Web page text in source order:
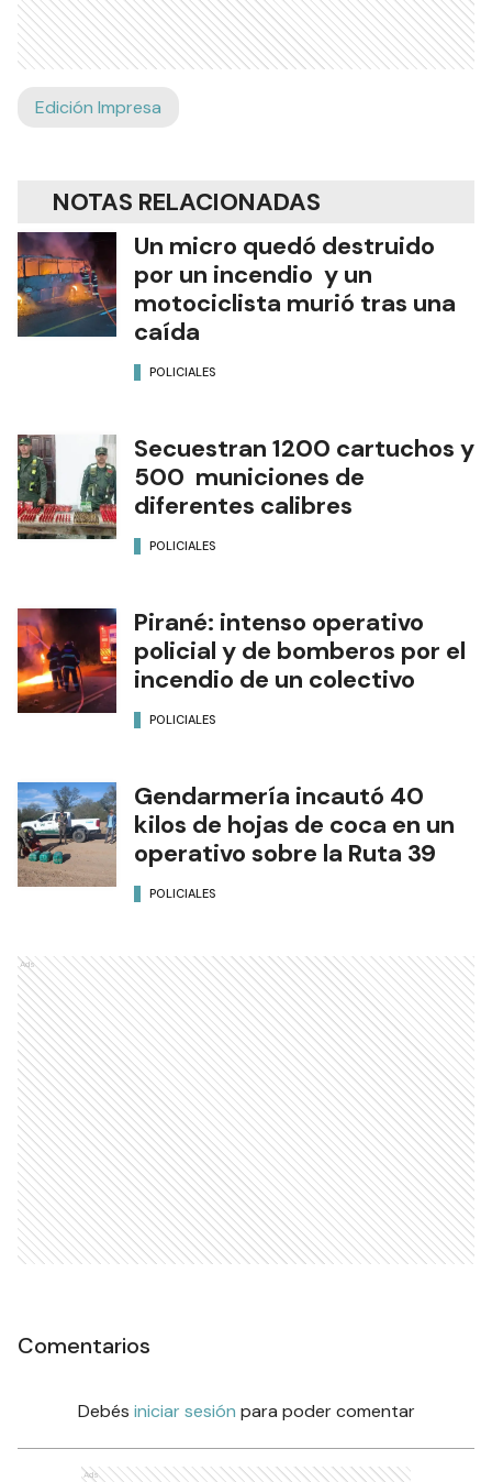
Edición Impresa
NOTAS RELACIONADAS
Un micro quedó destruido
por un incendio y un
motociclista murió tras una
caída
POLICIALES
Secuestran 1200 cartuchos y
500 municiones de
diferentes calibres
POLICIALES
Pirané: intenso operativo
policial y de bomberos por el
incendio de un colectivo
POLICIALES
Gendarmería incautó 40
kilos de hojas de coca en un
operativo sobre la Ruta 39
POLICIALES
Ads
Comentarios
Debés iniciar sesión para poder comentar
Ads